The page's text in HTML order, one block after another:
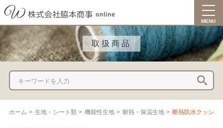
MENU
取扱商品
ホーム > 生地・シート類 > 機能性生地 > 耐熱・保温生地 > 断熱防水クッショ